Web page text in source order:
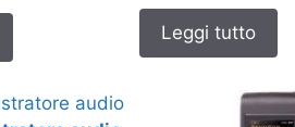
Leggi tutto